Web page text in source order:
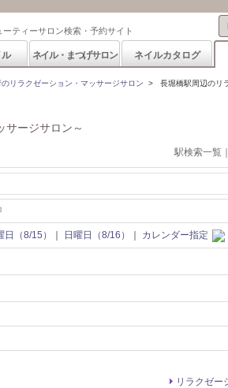
ティーサロン検索・予約サイト
ネイル・まつげサロン ネイルカタログ
リラクゼーション・マッサージサロン > 長堀橋駅周辺のリ
サージサロン～
駅検索一覧
日（8/15） 日曜日（8/16） カレンダー指定
リラクゼー